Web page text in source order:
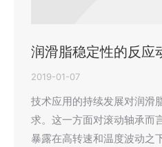
润滑脂稳定性的反应
2019-01-07
技术应用的持续发展对润滑
求。这一方面对滚动轴承而
暴露在高转速和温度波动之下